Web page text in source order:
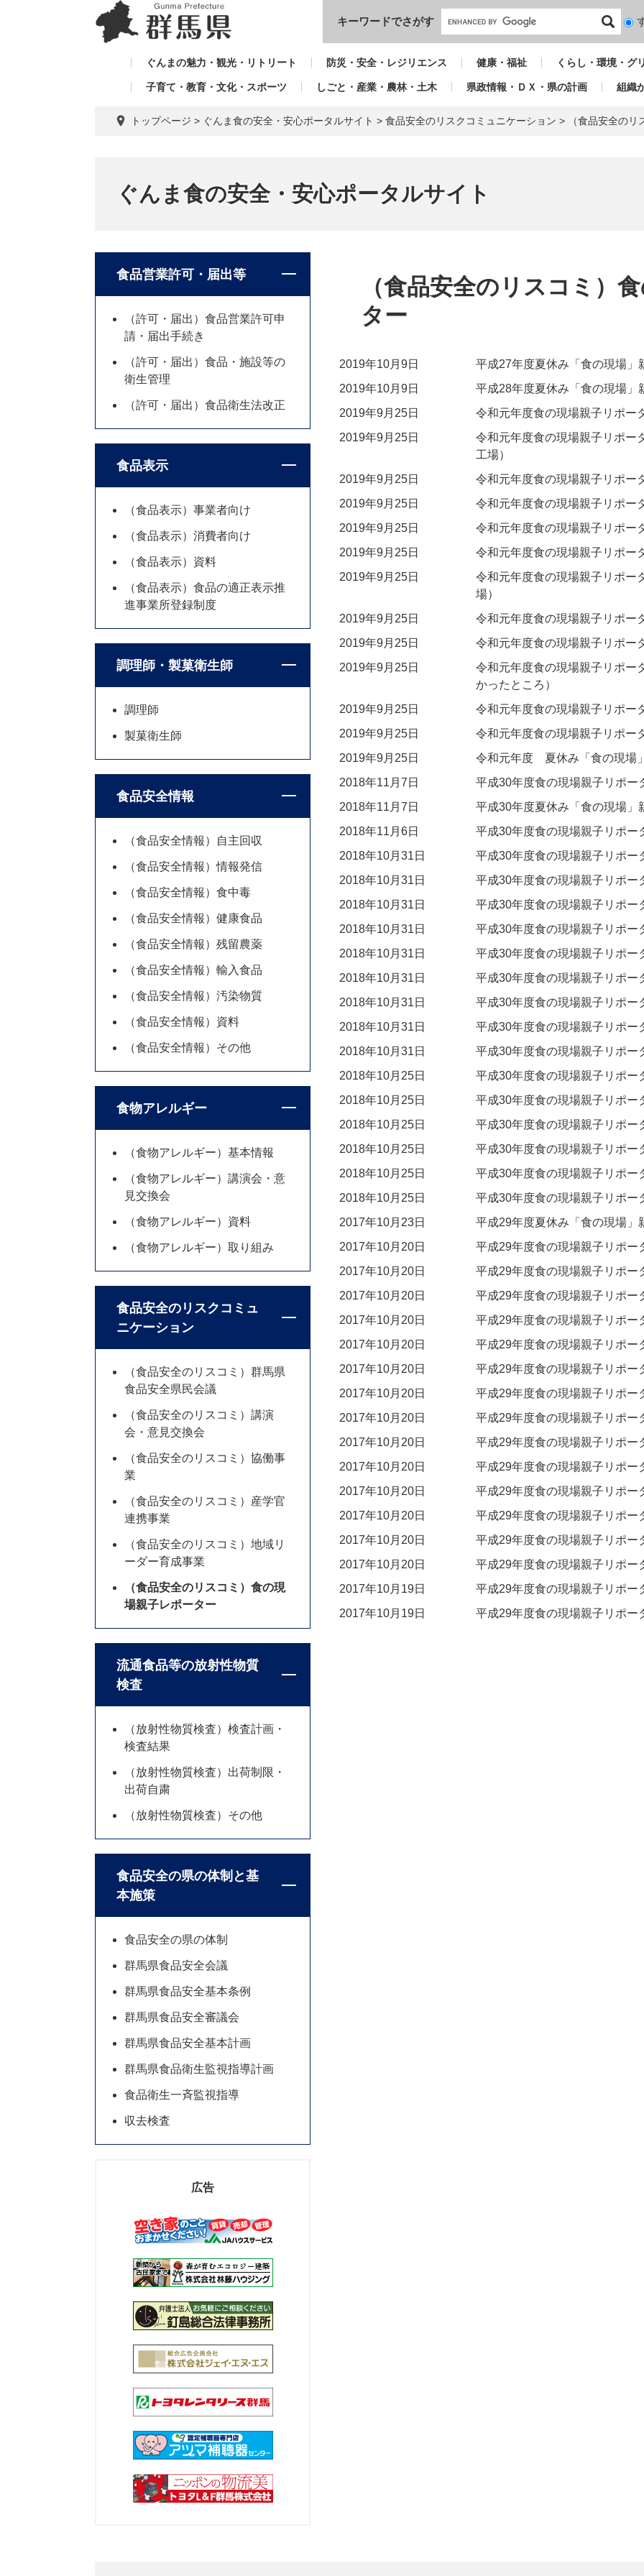
本文へ
キーワードでさがす
検
対
ぐんまの魅力・観光・リトリート 防災・安全・レジリエンス 健康・福祉 くらし・環境・グ
子育て・教育・文化・スポーツ しごと・産業・農林・土木 県政情報・ＤＸ・県の計画 組織
トップページ > ぐんま食の安全・安心ポータルサイト > 食品安全のリスクコミュニケーション > （食品安全の
ぐんま食の安全・安心ポータルサイト
（食品安全のリスコミ）
ター
2019年10月9日
平成27年度夏休み「食の現場」
2019年10月9日
平成28年度夏休み「食の現場」
2019年9月25日
令和元年度食の現場親子リポー
2019年9月25日
令和元年度食の現場親子リポー
工場）
2019年9月25日
令和元年度食の現場親子リポー
2019年9月25日
令和元年度食の現場親子リポー
2019年9月25日
令和元年度食の現場親子リポー
2019年9月25日
令和元年度食の現場親子リポー
2019年9月25日
令和元年度食の現場親子リポー
場）
2019年9月25日
令和元年度食の現場親子リポー
2019年9月25日
令和元年度食の現場親子リポー
2019年9月25日
令和元年度食の現場親子リポー
かったところ）
2019年9月25日
令和元年度食の現場親子リポー
2019年9月25日
令和元年度食の現場親子リポー
2019年9月25日
令和元年度 夏休み「食の現場
2018年11月7日
平成30年度食の現場親子リポー
2018年11月7日
平成30年度夏休み「食の現場」
2018年11月6日
平成30年度食の現場親子リポー
2018年10月31日
平成30年度食の現場親子リポー
2018年10月31日
平成30年度食の現場親子リポー
2018年10月31日
平成30年度食の現場親子リポー
2018年10月31日
平成30年度食の現場親子リポー
2018年10月31日
平成30年度食の現場親子リポー
2018年10月31日
平成30年度食の現場親子リポー
2018年10月31日
平成30年度食の現場親子リポー
2018年10月31日
平成30年度食の現場親子リポー
2018年10月31日
平成30年度食の現場親子リポー
2018年10月25日
平成30年度食の現場親子リポー
2018年10月25日
平成30年度食の現場親子リポー
2018年10月25日
平成30年度食の現場親子リポー
2018年10月25日
平成30年度食の現場親子リポー
2018年10月25日
平成30年度食の現場親子リポー
2018年10月25日
平成30年度食の現場親子リポー
2017年10月23日
平成29年度夏休み「食の現場」
2017年10月20日
平成29年度食の現場親子リポー
2017年10月20日
平成29年度食の現場親子リポー
2017年10月20日
平成29年度食の現場親子リポー
2017年10月20日
平成29年度食の現場親子リポー
2017年10月20日
平成29年度食の現場親子リポー
2017年10月20日
平成29年度食の現場親子リポー
2017年10月20日
平成29年度食の現場親子リポー
2017年10月20日
平成29年度食の現場親子リポー
2017年10月20日
平成29年度食の現場親子リポー
2017年10月20日
平成29年度食の現場親子リポー
2017年10月20日
平成29年度食の現場親子リポー
2017年10月20日
平成29年度食の現場親子リポー
2017年10月20日
平成29年度食の現場親子リポー
2017年10月20日
平成29年度食の現場親子リポー
2017年10月19日
平成29年度食の現場親子リポー
2017年10月19日
平成29年度食の現場親子リポー
食品営業許可・届出等
（許可・届出）食品営業許可申
請・届出手続き
（許可・届出）食品・施設等の
衛生管理
（許可・届出）食品衛生法改正
食品表示
（食品表示）事業者向け
（食品表示）消費者向け
（食品表示）資料
（食品表示）食品の適正表示推
進事業所登録制度
調理師・製菓衛生師
調理師
製菓衛生師
食品安全情報
（食品安全情報）自主回収
（食品安全情報）情報発信
（食品安全情報）食中毒
（食品安全情報）健康食品
（食品安全情報）残留農薬
（食品安全情報）輸入食品
（食品安全情報）汚染物質
（食品安全情報）資料
（食品安全情報）その他
食物アレルギー
（食物アレルギー）基本情報
（食物アレルギー）講演会・意
見交換会
（食物アレルギー）資料
（食物アレルギー）取り組み
食品安全のリスクコミュ
ニケーション
（食品安全のリスコミ）群馬県
食品安全県民会議
（食品安全のリスコミ）講演
会・意見交換会
（食品安全のリスコミ）協働事
業
（食品安全のリスコミ）産学官
連携事業
（食品安全のリスコミ）地域リ
ーダー育成事業
（食品安全のリスコミ）食の現
場親子レポーター
流通食品等の放射性物質
検査
（放射性物質検査）検査計画・
検査結果
（放射性物質検査）出荷制限・
出荷自粛
（放射性物質検査）その他
食品安全の県の体制と基
本施策
食品安全の県の体制
群馬県食品安全会議
群馬県食品安全基本条例
群馬県食品安全審議会
群馬県食品安全基本計画
群馬県食品衛生監視指導計画
食品衛生一斉監視指導
収去検査
広告